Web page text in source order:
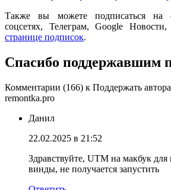
Также вы можете подписаться на
соцсетях, Телеграм, Google
странице подписок.
Спасибо поддержавшим
Комментарии (166) к Поддержать
remontka.pro
Данил
22.02.2025 в 21:52
Здравствуйте, UTM на макбук для
винды, не получается запустить